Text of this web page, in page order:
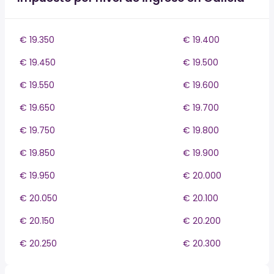
€ 19.350
€ 19.400
€ 19.450
€ 19.500
€ 19.550
€ 19.600
€ 19.650
€ 19.700
€ 19.750
€ 19.800
€ 19.850
€ 19.900
€ 19.950
€ 20.000
€ 20.050
€ 20.100
€ 20.150
€ 20.200
€ 20.250
€ 20.300